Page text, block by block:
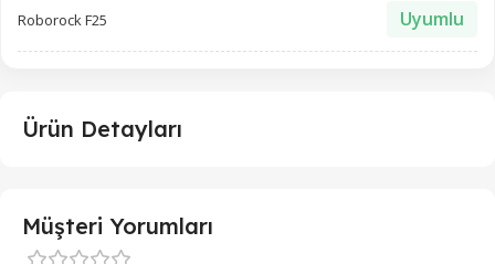
Roborock F25 Uyumlu
Ürün Detayları
Müşteri Yorumları